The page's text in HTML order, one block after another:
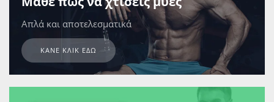
Απλά και αποτελεσματικά
ΚΆΝΕ ΚΛΙΚ ΕΔΏ